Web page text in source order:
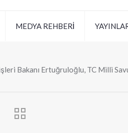
MEDYA REHBERİ
Bakanı Ertuğruloğlu, TC Milli